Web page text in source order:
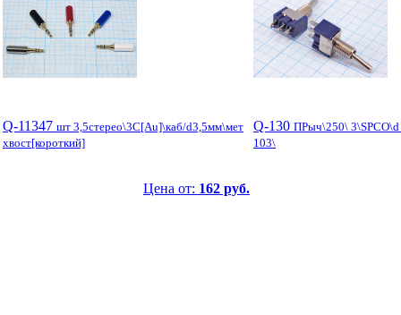
Q-11347 шт 3,5стерео\3C[Au]\каб/d3,5мм\мет
хвост[короткий]
Цена от: 162 руб.
Q-130 ПРыч\250\
103\